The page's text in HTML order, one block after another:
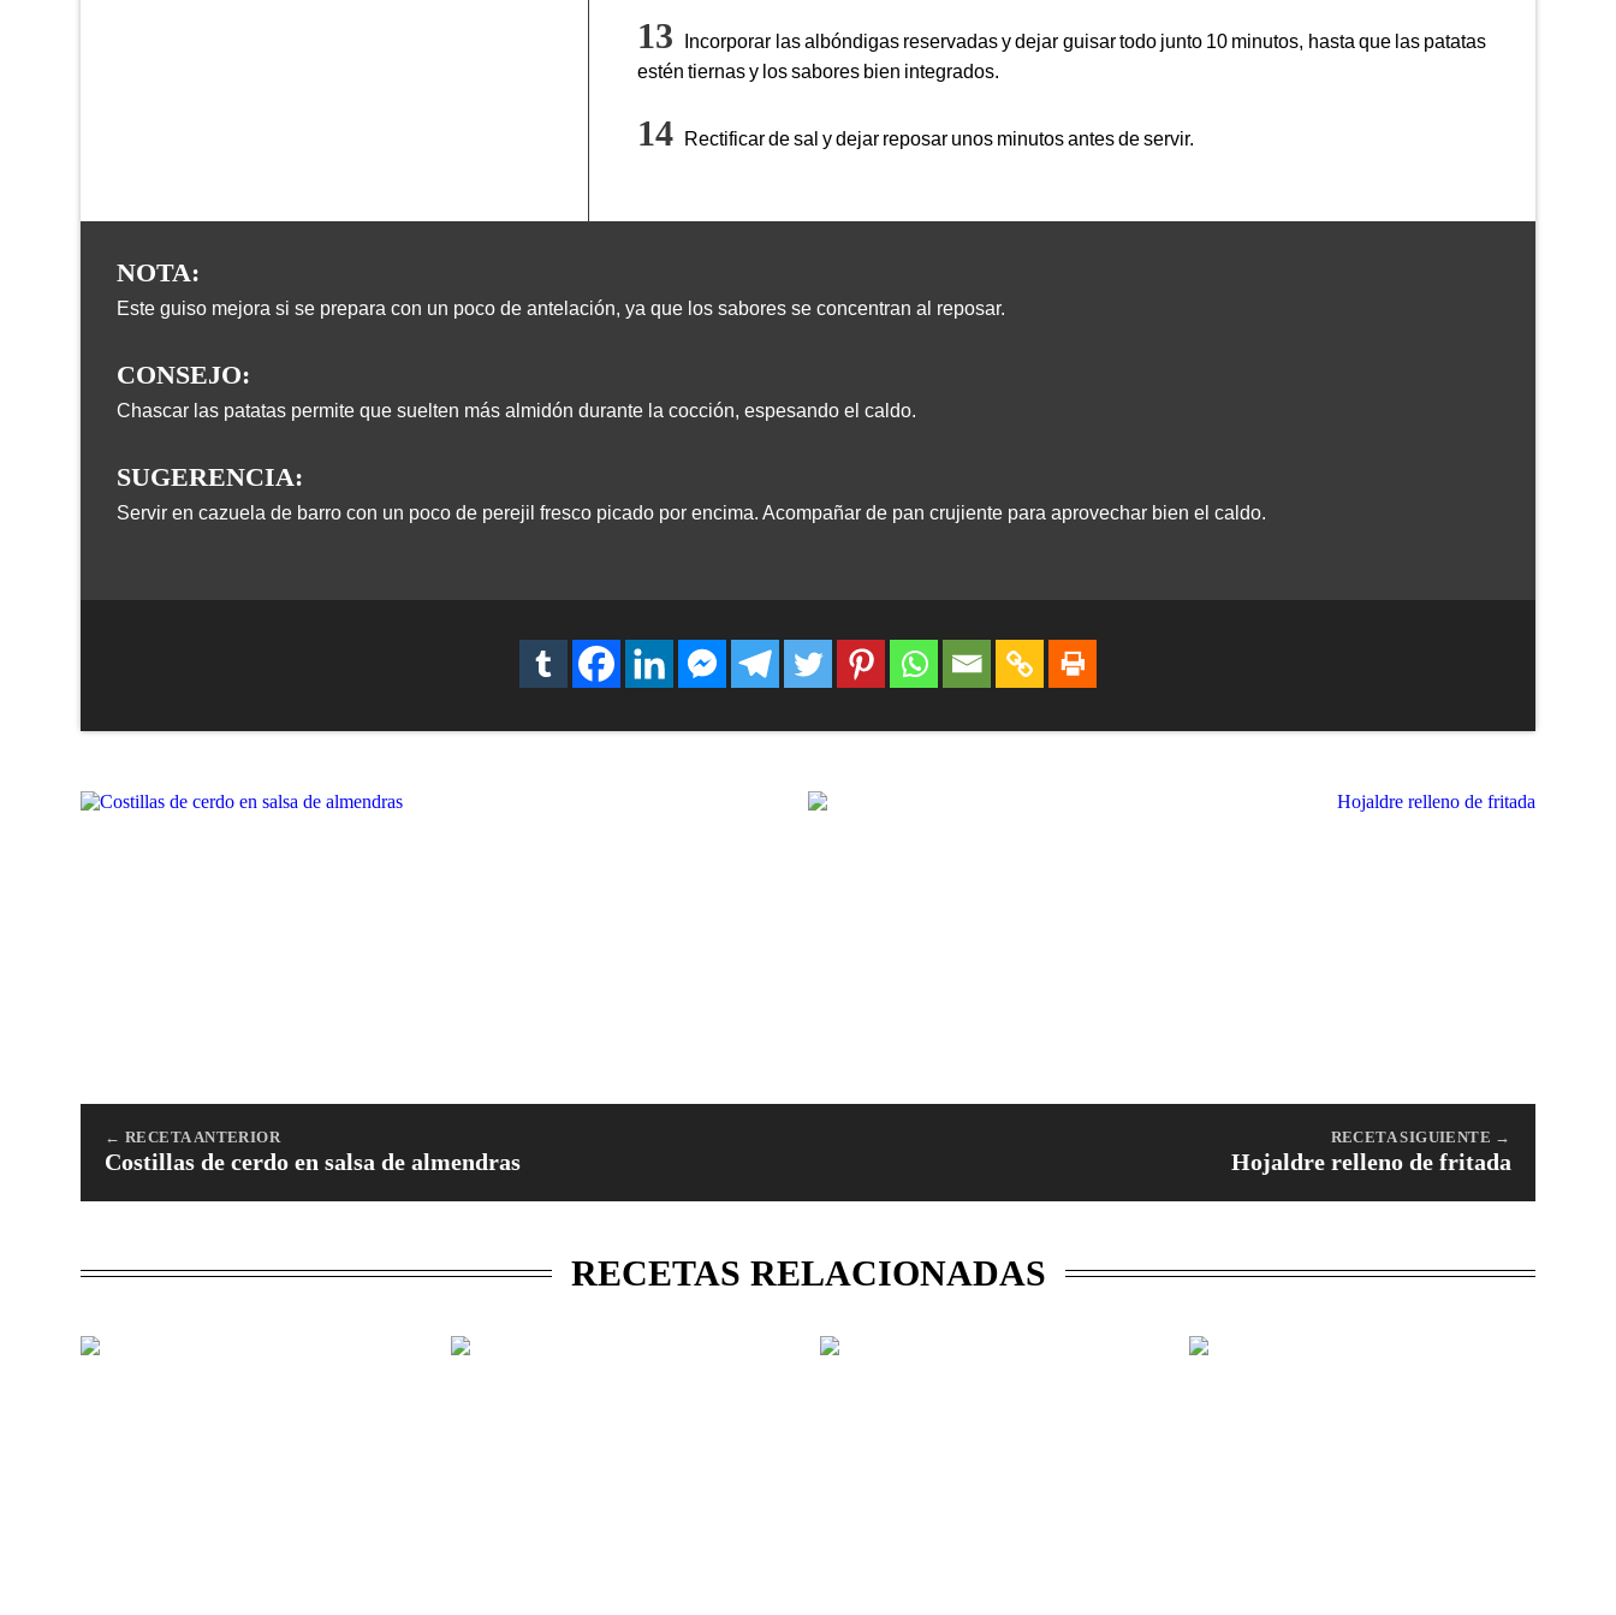
Incorporar las albóndigas reservadas y dejar guisar todo junto 10 minutos, hasta que las patatas
estén tiernas y los sabores bien integrados.
Rectificar de sal y dejar reposar unos minutos antes de servir.
NOTA:
Este guiso mejora si se prepara con un poco de antelación, ya que los sabores se concentran al reposar.
CONSEJO:
Chascar las patatas permite que suelten más almidón durante la cocción, espesando el caldo.
SUGERENCIA:
Servir en cazuela de barro con un poco de perejil fresco picado por encima. Acompañar de pan crujiente para aprovechar bien el caldo.
← RECETA ANTERIOR
Costillas de cerdo en salsa de almendras
RECETA SIGUIENTE →
Hojaldre relleno de fritada
RECETAS RELACIONADAS